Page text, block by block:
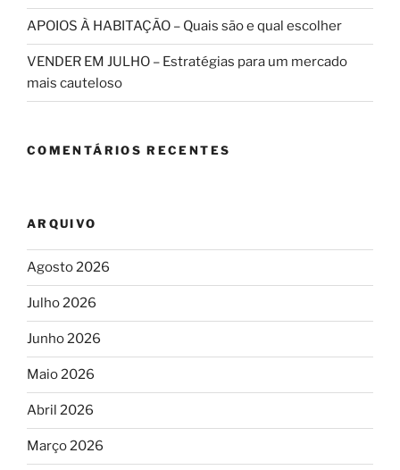
APOIOS À HABITAÇÃO – Quais são e qual escolher
VENDER EM JULHO – Estratégias para um mercado
mais cauteloso
COMENTÁRIOS RECENTES
ARQUIVO
Agosto 2026
Julho 2026
Junho 2026
Maio 2026
Abril 2026
Março 2026